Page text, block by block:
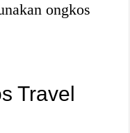
ongkos
Travel